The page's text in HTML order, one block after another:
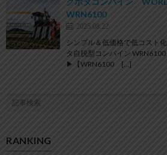
WRN6100
2025.08.22
シンプル＆低価格で低コスト
タ自脱型コンバイン
▶【WRN6100 […]
RANKING